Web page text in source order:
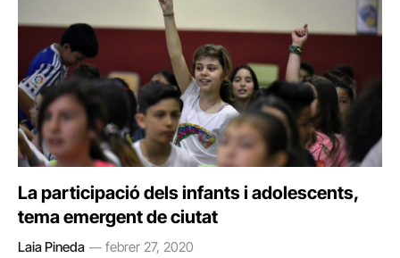
La participació dels infants i adolescents,
tema emergent de ciutat
Laia Pineda febrer 27, 2020